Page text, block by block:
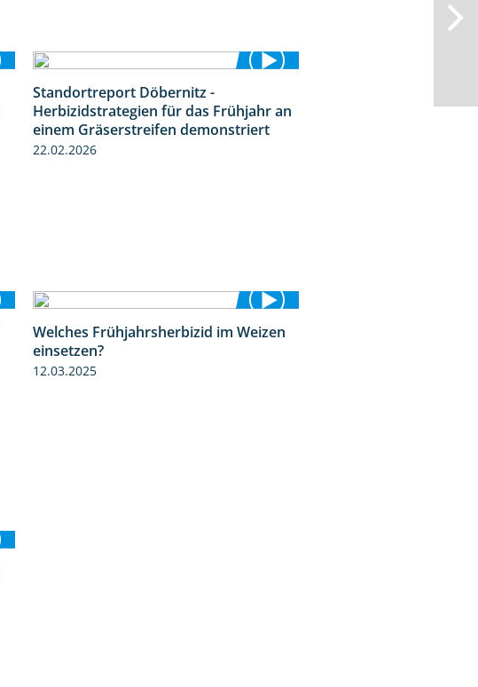
Standortreport Döbernitz -
Herbizidstrategien für das Frühjahr an
einem Gräserstreifen demonstriert
22.02.2026
1:41
Welches Frühjahrsherbizid im Weizen
einsetzen?
12.03.2025